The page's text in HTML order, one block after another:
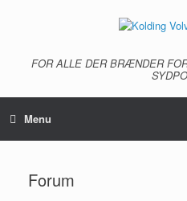
FOR ALLE DER BRÆNDER
Menu
Forum